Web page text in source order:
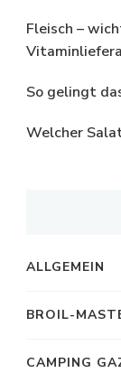
Fleisch –
So gelingt
Welcher
ALLGEMEIN
BROIL-
CAMPING